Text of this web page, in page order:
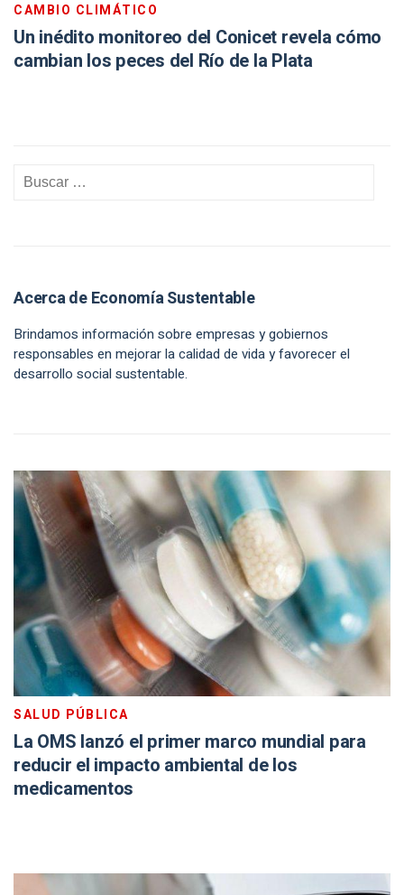
CAMBIO CLIMÁTICO
Un inédito monitoreo del Conicet revela cómo
cambian los peces del Río de la Plata
Acerca de Economía Sustentable
Brindamos información sobre empresas y gobiernos
responsables en mejorar la calidad de vida y favorecer el
desarrollo social sustentable.
SALUD PÚBLICA
La OMS lanzó el primer marco mundial para
reducir el impacto ambiental de los
medicamentos